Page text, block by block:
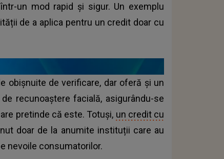
un mod rapid și sigur. Un exemplu
de a aplica pentru un credit doar cu
obișnuite de verificare, dar oferă și un
recunoaștere facială, asigurându-se
pretinde că este. Totuși, un credit cu
doar de la anumite instituții care au
nevoile consumatorilor.